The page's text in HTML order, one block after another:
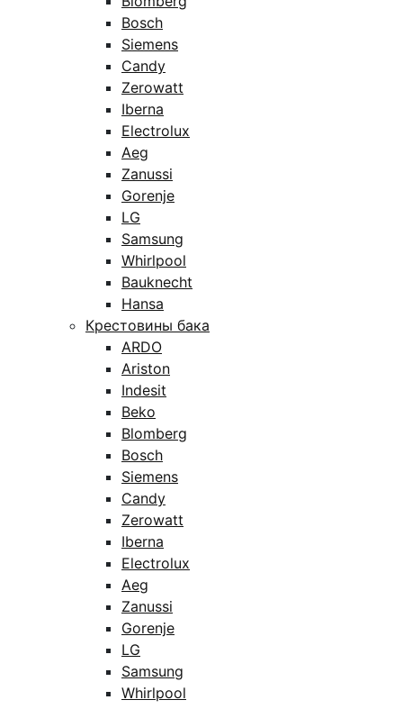
Bosch
Siemens
Candy
Zerowatt
Iberna
Electrolux
Aeg
Zanussi
Gorenje
LG
Samsung
Whirlpool
Bauknecht
Hansa
Крестовины бака
ARDO
Ariston
Indesit
Beko
Blomberg
Bosch
Siemens
Candy
Zerowatt
Iberna
Electrolux
Aeg
Zanussi
Gorenje
LG
Samsung
Whirlpool